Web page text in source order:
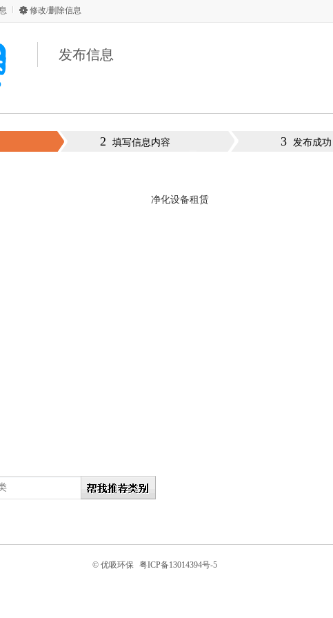
修改/删除信息
发布信息
2 填写信息内容 3 发布成功
净化设备租赁
© 优吸环保 粤ICP备13014394号-5